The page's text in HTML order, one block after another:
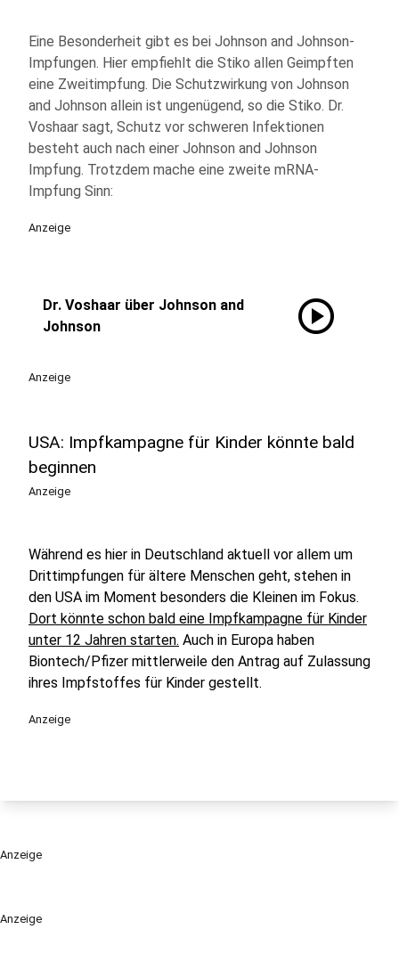
Anzeige
Eine Besonderheit gibt es bei Johnson and Johnson-
Impfungen. Hier empfiehlt die Stiko allen Geimpften
eine Zweitimpfung. Die Schutzwirkung von Johnson
and Johnson allein ist ungenügend, so die Stiko. Dr.
Voshaar sagt, Schutz vor schweren Infektionen
besteht auch nach einer Johnson and Johnson
Impfung. Trotzdem mache eine zweite mRNA-
Impfung Sinn:
Anzeige
Dr. Voshaar über Johnson and
Johnson
play_circle
Anzeige
USA: Impfkampagne für Kinder könnte bald
beginnen
Anzeige
Während es hier in Deutschland aktuell vor allem um
Drittimpfungen für ältere Menschen geht, stehen in
den USA im Moment besonders die Kleinen im Fokus.
Dort könnte schon bald eine Impfkampagne für Kinder
unter 12 Jahren starten. Auch in Europa haben
Biontech/Pfizer mittlerweile den Antrag auf Zulassung
ihres Impfstoffes für Kinder gestellt.
Anzeige
Anzeige